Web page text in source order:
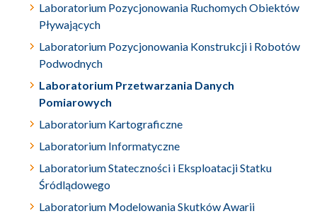
Laboratorium Pozycjonowania Ruchomych Obiektów
Pływających
Laboratorium Pozycjonowania Konstrukcji i Robotów
Podwodnych
Laboratorium Przetwarzania Danych
Pomiarowych
Laboratorium Kartograficzne
Laboratorium Informatyczne
Laboratorium Stateczności i Eksploatacji Statku
Śródlądowego
Laboratorium Modelowania Skutków Awarii